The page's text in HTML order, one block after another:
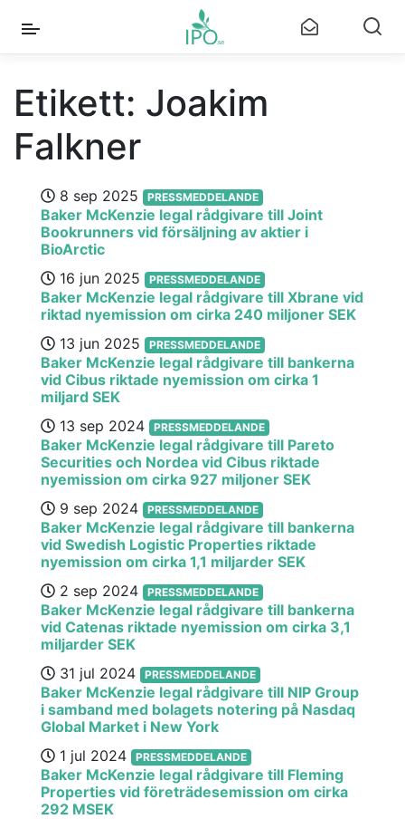
Etikett: Joakim
Falkner
8 sep 2025 PRESSMEDDELANDE
Baker McKenzie legal rådgivare till Joint
Bookrunners vid försäljning av aktier i
BioArctic
16 jun 2025
PRESSMEDDELANDE
Baker McKenzie legal rådgivare till Xbrane vid
riktad nyemission om cirka 240 miljoner SEK
13 jun 2025
PRESSMEDDELANDE
Baker McKenzie legal rådgivare till bankerna
vid Cibus riktade nyemission om cirka 1
miljard SEK
13 sep 2024
PRESSMEDDELANDE
Baker McKenzie legal rådgivare till Pareto
Securities och Nordea vid Cibus riktade
nyemission om cirka 927 miljoner SEK
9 sep 2024
PRESSMEDDELANDE
Baker McKenzie legal rådgivare till bankerna
vid Swedish Logistic Properties riktade
nyemission om cirka 1,1 miljarder SEK
2 sep 2024
PRESSMEDDELANDE
Baker McKenzie legal rådgivare till bankerna
vid Catenas riktade nyemission om cirka 3,1
miljarder SEK
31 jul 2024
PRESSMEDDELANDE
Baker McKenzie legal rådgivare till NIP Group
i samband med bolagets notering på Nasdaq
Global Market i New York
1 jul 2024
PRESSMEDDELANDE
Baker McKenzie legal rådgivare till Fleming
Properties vid företrädesemission om cirka
292 MSEK